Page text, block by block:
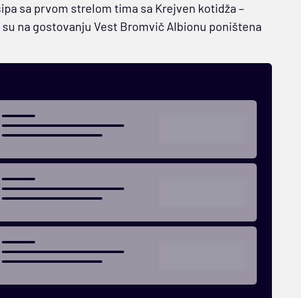
sa prvom strelom tima sa Krejven kotidža –
su na gostovanju Vest Bromvič Albionu poništena